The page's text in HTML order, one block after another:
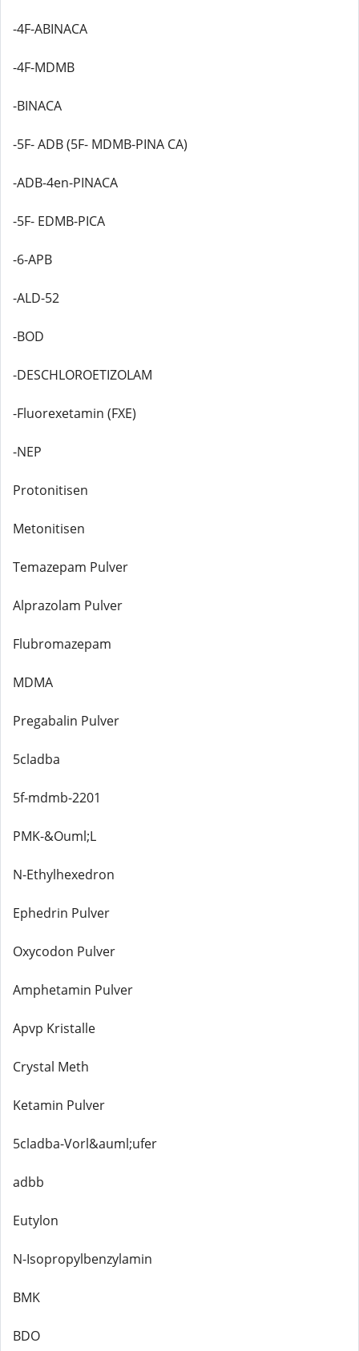
-4F-ABINACA
-4F-MDMB
-BINACA
-5F- ADB (5F- MDMB-PINA CA)
-ADB-4en-PINACA
-5F- EDMB-PICA
-6-APB
-ALD-52
-BOD
-DESCHLOROETIZOLAM
-Fluorexetamin (FXE)
-NEP
Protonitisen
Metonitisen
Temazepam Pulver
Alprazolam Pulver
Flubromazepam
MDMA
Pregabalin Pulver
5cladba
5f-mdmb-2201
PMK-&Ouml;L
N-Ethylhexedron
Ephedrin Pulver
Oxycodon Pulver
Amphetamin Pulver
Apvp Kristalle
Crystal Meth
Ketamin Pulver
5cladba-Vorl&auml;ufer
adbb
Eutylon
N-Isopropylbenzylamin
BMK
BDO